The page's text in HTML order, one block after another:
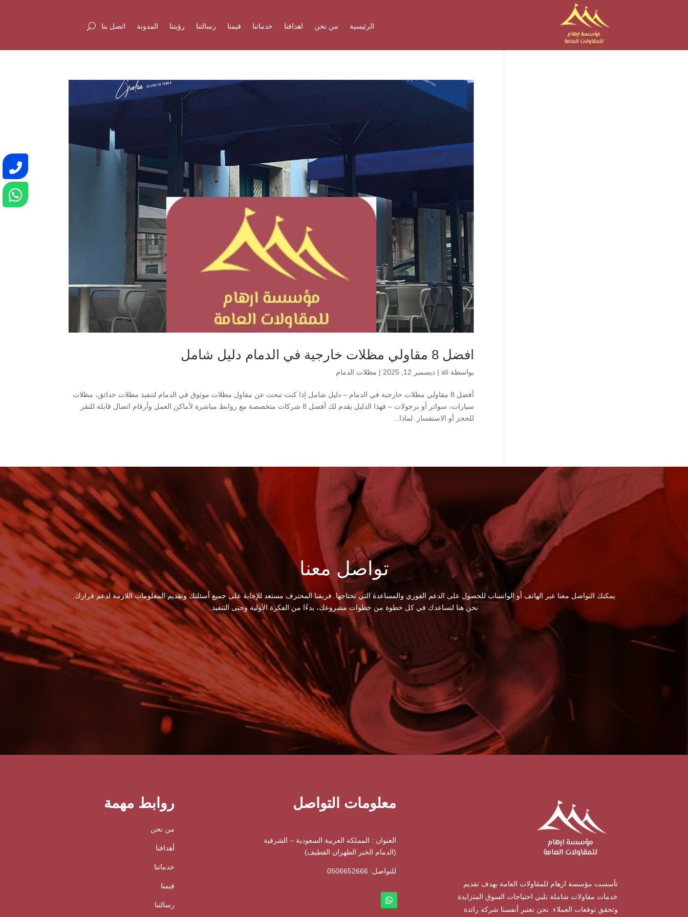
الرئيسية من نحن اهدافنا خدماتنا قيمنا رسالتنا رؤيتنا المدونة اتصل بنا
افضل 8 مقاولي مظلات خارجية في الدمام دليل شامل
بواسطة ali
| ديسمبر 12, 2025 | مظلات الدمام
أفضل 8 مقاولي مظلات خارجية في الدمام – دليل شامل إذا كنت تبحث عن مقاول مظلات موثوق في الدمام لتنفيذ مظلات حدائق، مظلات
سيارات، سواتر أو برجولات – فهذا الدليل يقدم لك أفضل 8 شركات متخصصة مع روابط مباشرة لأماكن العمل وأرقام اتصال قابلة للنقر
للحجز أو الاستفسار. لماذا...
تواصل معنا
يمكنك التواصل معنا عبر الهاتف أو الواتساب للحصول على الدعم الفوري والمساعدة التي تحتاجها. فريقنا المحترف مستعد للإجابة على جميع أسئلتك وتقديم المعلومات اللازمة لدعم قرارك.
نحن هنا لنساعدك في كل خطوة من خطوات مشروعك، بدءًا من الفكرة الأولية وحتى التنفيذ.
روابط مهمة
من نحن
أهدافنا
خدماتنا
قيمنا
رسالتنا
معلومات التواصل
العنوان : المملكة العربية السعودية – الشرقية
(الدمام الخبر الظهران القطيف)
للتواصل: ⁦ 0506652666
تأسست مؤسسة ارهام للمقاولات العامة بهدف تقديم
خدمات مقاولات شاملة تلبي احتياجات السوق المتزايدة
وتحقق توقعات العملاء. نحن نعتبر أنفسنا شركة رائدة